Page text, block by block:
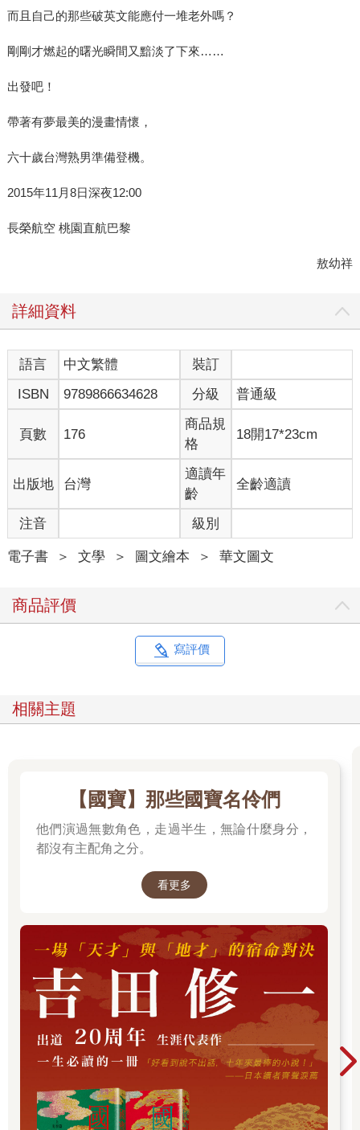
而且自己的那些破英文能應付一堆老外嗎？
剛剛才燃起的曙光瞬間又黯淡了下來……
出發吧！
帶著有夢最美的漫畫情懷，
六十歲台灣熟男準備登機。
2015年11月8日深夜12:00
長榮航空 桃園直航巴黎
敖幼祥
詳細資料
語言 中文繁體
裝訂
ISBN
9789866634628 分級 普通級
頁數 176
商品規
格
18開17*23cm
出版地 台灣
適讀年
齡
全齡適讀
注音 級別
電子書 ＞ 文學 ＞ 圖文繪本 ＞ 華文圖文
商品評價
寫評價
相關主題
【國寶】那些國寶名伶們
他們演過無數角色，走過半生，無論什麼身分，
都沒有主配角之分。
看更多